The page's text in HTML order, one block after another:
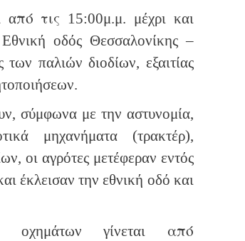
από τις 15:00μ.μ. μέχρι και
οδός Θεσσαλονίκης –
παλιών διοδίων, εξαιτίας
σύμφωνα με την αστυνομία,
μηχανήματα (τρακτέρ),
οι αγρότες μετέφεραν εντός
έκλεισαν την εθνική οδό και
γίνεται από